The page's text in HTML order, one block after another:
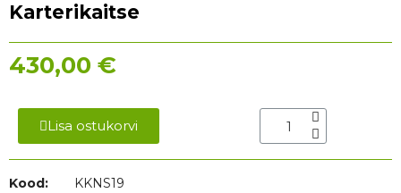
Karterikaitse
430,00 €
Lisa ostukorvi
Kood:
KKNS19